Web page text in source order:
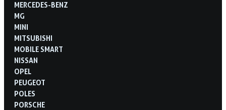
MERCEDES-BENZ
MG
MINI
MITSUBISHI
MOBILE SMART
NISSAN
OPEL
PEUGEOT
POLES
PORSCHE